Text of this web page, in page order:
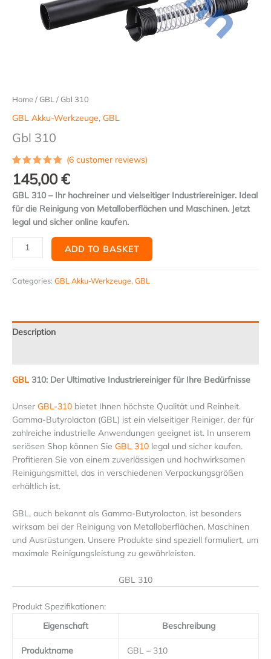
Home/GBL / Gbl 310
GBL Akku-Werkzeuge, GBL
Gbl 310
Rated 5.00
out of 5
based on
6
customer
ratings
(6customer reviews)
145,00€
GBL 310 – Ihr hochreiner und vielseitiger Industriereiniger. Ideal
für die Reinigung von Metalloberflächen und Maschinen. Jetzt
legal und sicher online kaufen.
ADD TO BASKET
Categories: GBL Akku-Werkzeuge, GBL
Description
GBL 310: Der Ultimative Industriereiniger für Ihre Bedürfnisse
Unser GBL-310 bietet Ihnen höchste Qualität und Reinheit.
Gamma-Butyrolacton (GBL) ist ein vielseitiger Reiniger, der für
zahlreiche industrielle Anwendungen geeignet ist. In unserem
seriösen Shop können Sie GBL 310 legal und sicher kaufen.
Profitieren Sie von einem zuverlässigen und hochwirksamen
Reinigungsmittel, das in verschiedenen Verpackungsgrößen
erhältlich ist.
GBL, auch bekannt als Gamma-Butyrolacton, ist besonders
wirksam bei der Reinigung von Metalloberflächen, Maschinen
und Ausrüstungen. Unsere Produkte sind speziell formuliert, um
maximale Reinigungsleistung zu gewährleisten.
GBL 310
Produkt Spezifikationen:
Eigenschaft
Beschreibung
Produktname GBL – 310